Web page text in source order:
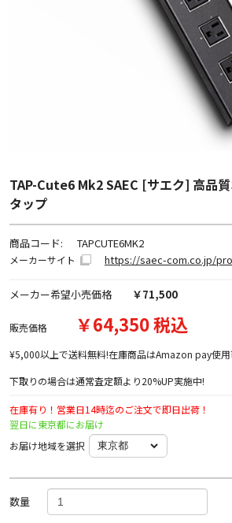
TAP-Cute6 Mk2 SAEC [サエク] 高品
タップ
商品コード: TAPCUTE6MK2
メーカーサイト https://saec-com.co.jp/
メーカー希望小売価格 ￥71,500
販売価格 ￥64,350 税込
¥5,000以上で送料無料!在庫商品はAmazon pay使用
下取りの場合は通常査定額より20%UP実施中!
在庫有り！営業日14時迄のご注文で即日出荷！
翌日に東京都にお届け
お届け地域を選択
数量